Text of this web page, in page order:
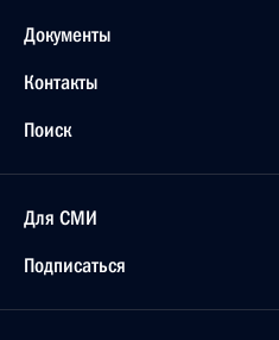
Документы
Контакты
Поиск
Для СМИ
Подписаться